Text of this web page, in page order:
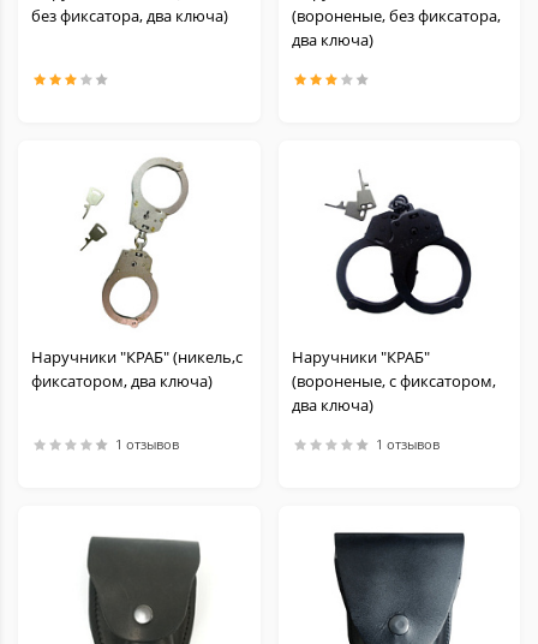
без фиксатора, два ключа)
(вороненые, без фиксатора,
два ключа)
Наручники "КРАБ" (никель,с
фиксатором, два ключа)
1 отзывов
Наручники "КРАБ"
(вороненые, с фиксатором,
два ключа)
1 отзывов